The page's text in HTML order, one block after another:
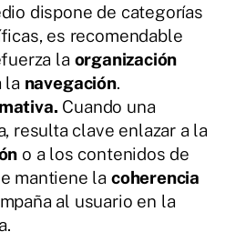
dispone de categorías
es recomendable
la organización
la navegación.
Cuando una
resulta clave enlazar a la
o a los contenidos de
mantiene la coherencia
al usuario en la